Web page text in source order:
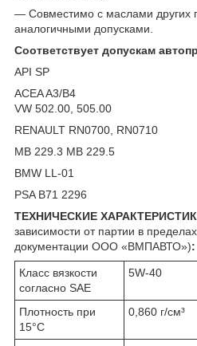
— Совместимо с маслами других
аналогичными допусками.
Соответствует допускам
API SP
ACEA A3/B4
VW 502.00, 505.00
RENAULT RN0700, RN0710
MB 229.3 MB 229.5
BMW LL-01
PSA B71 2296
ТЕХНИЧЕСКИЕ
зависимости от партии в
документации ООО «ВМПАВТО»):
Класс вязкости
согласно SAE
5W-40
Плотность при
15°C
0,860 г/см³